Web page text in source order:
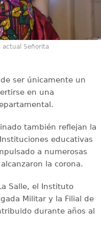
actual Señorita
ser únicamente un
en una
también reflejan la
educativas
a numerosas
la corona.
Salle, el Instituto
Militar y la Filial de
durante años al